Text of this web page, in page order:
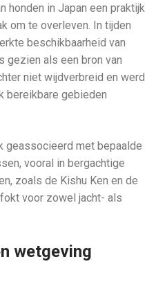
honden in Japan een praktijk
om te overleven. In tijden
beschikbaarheid van
gezien als een bron van
niet wijdverbreid en werd
bereikbare gebieden
geassocieerd met bepaalde
vooral in bergachtige
zoals de Kishu Ken en de
voor zowel jacht- als
wetgeving